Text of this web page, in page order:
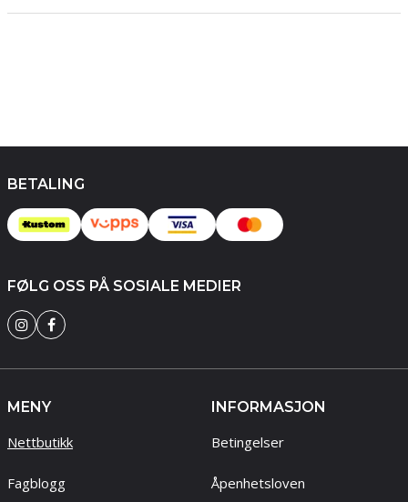
BETALING
FØLG OSS PÅ SOSIALE MEDIER
MENY
Nettbutikk
Fagblogg
INFORMASJON
Betingelser
Åpenhetsloven